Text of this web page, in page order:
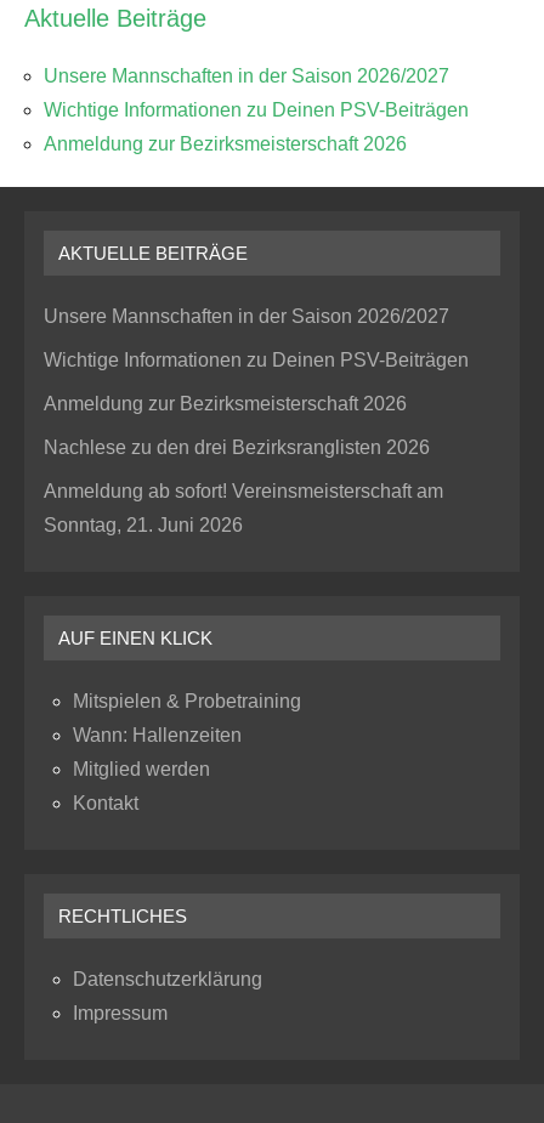
Aktuelle Beiträge
Unsere Mannschaften in der Saison 2026/2027
Wichtige Informationen zu Deinen PSV-Beiträgen
Anmeldung zur Bezirksmeisterschaft 2026
AKTUELLE BEITRÄGE
Unsere Mannschaften in der Saison 2026/2027
Wichtige Informationen zu Deinen PSV-Beiträgen
Anmeldung zur Bezirksmeisterschaft 2026
Nachlese zu den drei Bezirksranglisten 2026
Anmeldung ab sofort! Vereinsmeisterschaft am
Sonntag, 21. Juni 2026
AUF EINEN KLICK
Mitspielen & Probetraining
Wann: Hallenzeiten
Mitglied werden
Kontakt
RECHTLICHES
Datenschutzerklärung
Impressum